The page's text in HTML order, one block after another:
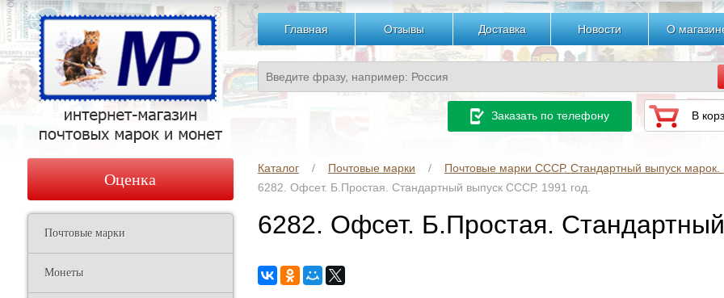
Главная Отзывы Доставка Новости О
Заказать по телефону В
Каталог Почтовые марки
Почтовые марки СССР. Стандартный выпуск марок.
6282. Офсет. Б.Простая. Стандартный выпуск СССР. 1991 год.
6282. Офсет. Б.Простая.
Оценка
Почтовые марки
Монеты